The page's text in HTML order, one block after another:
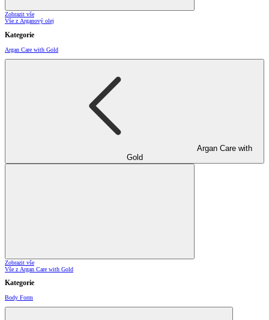
Zobrazit vše
Vše z Arganový olej
Kategorie
Argan Care with Gold
Argan Care with
Gold
Zobrazit vše
Vše z Argan Care with Gold
Kategorie
Body Form